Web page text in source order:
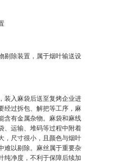
剔除装置，属于烟叶输送设
装入麻袋后送至复烤企业进
经过拆包、解把等工序，麻
含有金属杂物。麻袋和麻线
、运输、堆码等过程中附着
，尺寸很小，且颜色与烟叶
难以剔除。麻丝属于重要杂
纯净度，不利于保障后续加